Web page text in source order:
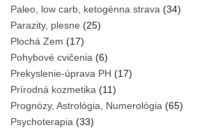
Paleo, low carb, ketogénna strava (34)
Parazity, plesne (25)
Plochá Zem (17)
Pohybové cvičenia (6)
Prekyslenie-úprava PH (17)
Prírodná kozmetika (11)
Prognózy, Astrológia, Numerológia (65)
Psychoterapia (33)